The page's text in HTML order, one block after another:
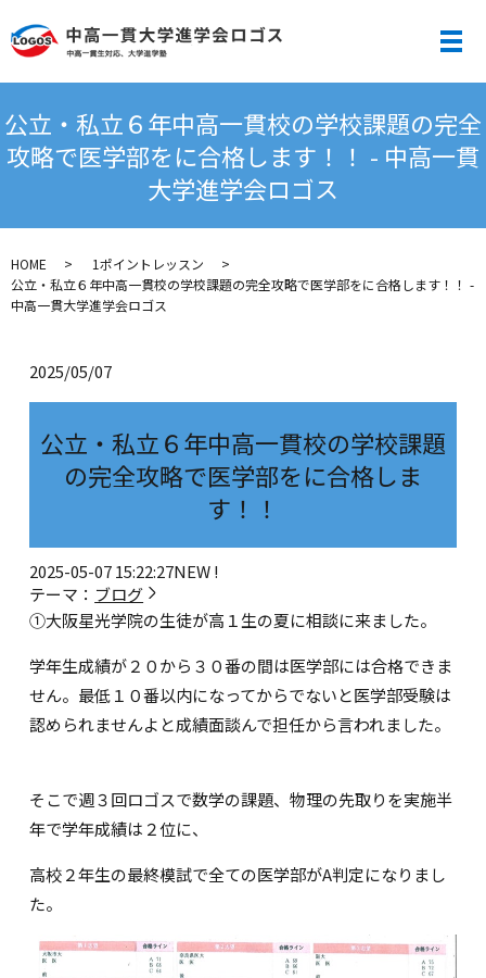
メ
公立・私立６年中高一貫校の学校課題の完全
攻略で医学部をに合格します！！ - 中高一貫
大学進学会ロゴス
HOME
1ポイントレッスン
公立・私立６年中高一貫校の学校課題の完全攻略で医学部をに合格します！！ -
中高一貫大学進学会ロゴス
2025/05/07
公立・私立６年中高一貫校の学校課題
の完全攻略で医学部をに合格しま
す！！
2025-05-07 15:22:27NEW !
テーマ： ブログ
①大阪星光学院の生徒が高１生の夏に相談に来ました。
学年生成績が２０から３０番の間は医学部には合格できま
せん。最低１０番以内になってからでないと医学部受験は
認められませんよと成績面談んで担任から言われました。
そこで週３回ロゴスで数学の課題、物理の先取りを実施半
年で学年成績は２位に、
高校２年生の最終模試で全ての医学部がA判定になりまし
た。